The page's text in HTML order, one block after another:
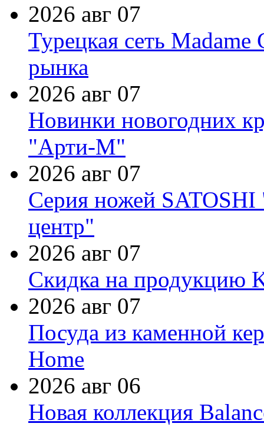
2026 авг 07
Турецкая сеть Madame
рынка
2026 авг 07
Новинки новогодних
"Арти-М"
2026 авг 07
Серия ножей
центр"
2026 авг 07
Скидка на продукцию
2026 авг 07
Посуда из каменной
Home
2026 авг 06
Новая коллекция